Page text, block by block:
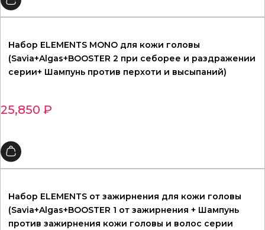
Набор ELEMENTS MONO для кожи головы
(Savia+Algas+BOOSTER 2 при себорее и раздражении
серии+ Шампунь против перхоти и высыпаний)
25,850 ₽
Набор ELEMENTS от зажирнения для кожи головы
(Savia+Algas+BOOSTER 1 от зажирнения + Шампунь
против зажирнения кожи головы и волос серии